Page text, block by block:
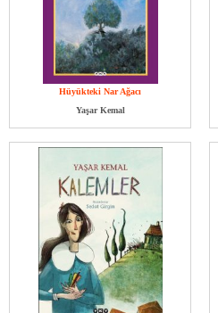
Hüyükteki Nar Ağacı
Yaşar Kemal